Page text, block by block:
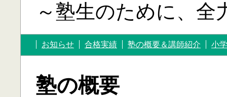
～塾生のために、全
お知らせ 合格実績 塾の概要＆講師紹介 小
塾の概要